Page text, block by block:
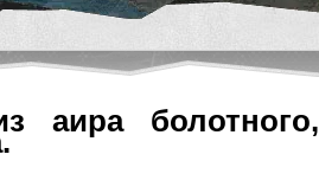
аира болотного,